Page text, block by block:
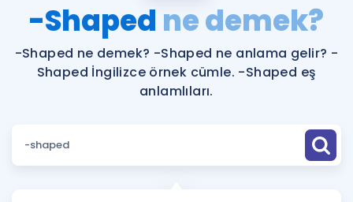
ÜYE DEĞİLİM
Katılımcı Görüşleri
Faydalı Araçlar
Sözlük
Hakkımızda
-Shaped ne demek?
-Shaped ne demek? -Shaped ne anlama gelir? -
Shaped İngilizce örnek cümle. -Shaped eş
anlamlıları.